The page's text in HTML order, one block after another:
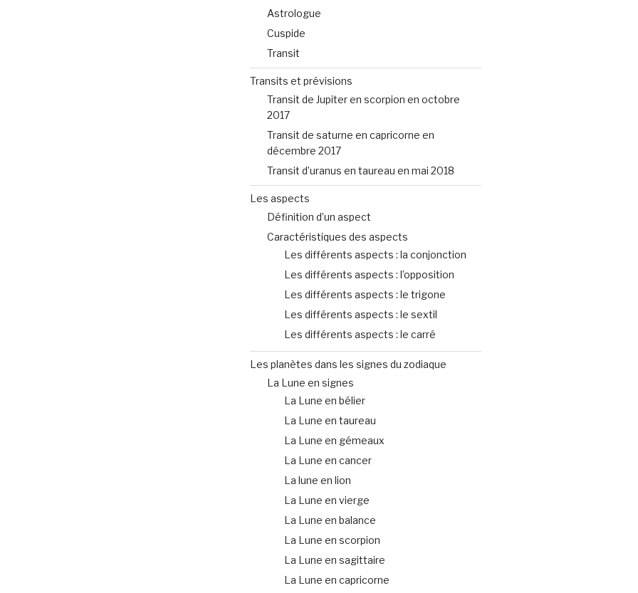
Astrologue
Cuspide
Transit
Transits et prévisions
Transit de Jupiter en scorpion en octobre
2017
Transit de saturne en capricorne en
décembre 2017
Transit d’uranus en taureau en mai 2018
Les aspects
Définition d’un aspect
Caractéristiques des aspects
Les différents aspects : la conjonction
Les différents aspects : l’opposition
Les différents aspects : le trigone
Les différents aspects : le sextil
Les différents aspects : le carré
Les planètes dans les signes du zodiaque
La Lune en signes
La Lune en bélier
La Lune en taureau
La Lune en gémeaux
La Lune en cancer
La lune en lion
La Lune en vierge
La Lune en balance
La Lune en scorpion
La Lune en sagittaire
La Lune en capricorne